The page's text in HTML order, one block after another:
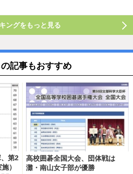
ングをもっと見る
記事もおすすめ
、第2
）
高校囲碁全国大会、団体戦は
灘・南山女子部が優勝